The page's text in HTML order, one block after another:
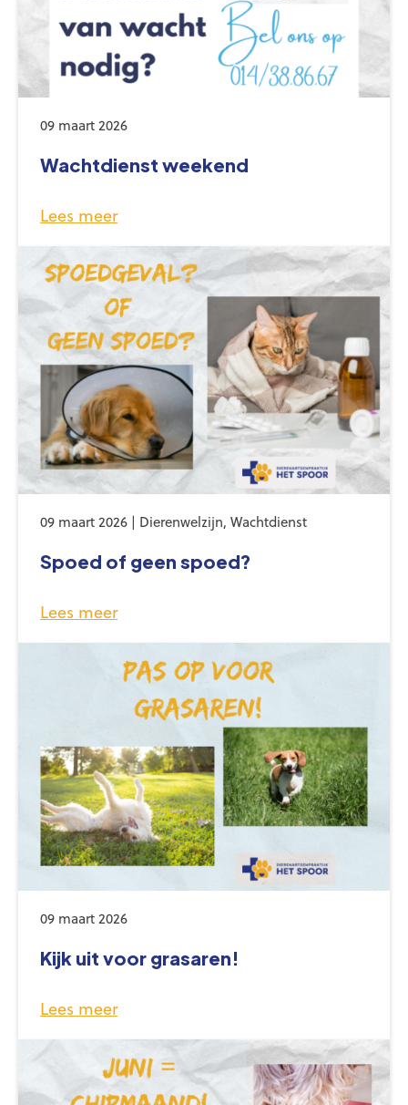
09 maart 2026
Wachtdienst weekend
Lees meer
09 maart 2026 | Dierenwelzijn, Wachtdienst
Spoed of geen spoed?
Lees meer
09 maart 2026
Kijk uit voor grasaren!
Lees meer